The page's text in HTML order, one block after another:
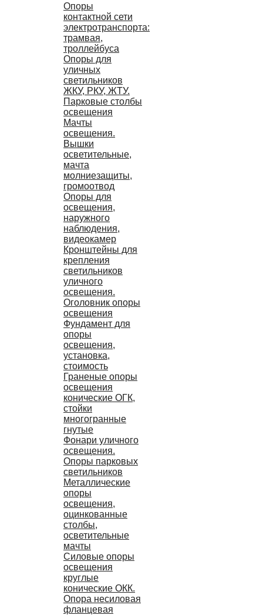
Опоры
контактной сети
электротранспорта:
трамвая,
троллейбуса
Опоры для
уличных
светильников
ЖКУ, РКУ, ЖТУ.
Парковые столбы
освещения
Мачты
освещения.
Вышки
осветительные,
мачта
молниезащиты,
громоотвод
Опоры для
освещения,
наружного
наблюдения,
видеокамер
Кронштейны для
крепления
светильников
уличного
освещения.
Оголовник опоры
освещения
Фундамент для
опоры
освещения,
установка,
стоимость
Граненые опоры
освещения
конические ОГК,
стойки
многогранные
гнутые
Фонари уличного
освещения.
Опоры парковых
светильников
Металлические
опоры
освещения,
оцинкованные
столбы,
осветительные
мачты
Силовые опоры
освещения
круглые
конические ОКК.
Опора несиловая
фланцевая